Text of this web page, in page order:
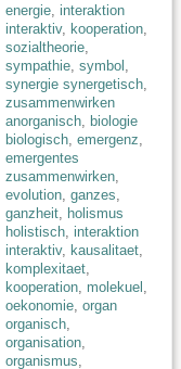
energie, interaktion
interaktiv, kooperation,
sozialtheorie,
sympathie, symbol ,
synergie synergetisch,
zusammenwirken
anorganisch, biologie
biologisch, emergenz,
emergentes
zusammenwirken,
evolution, ganzes,
ganzheit, holismus
holistisch, interaktion
interaktiv, kausalitaet,
komplexitaet,
kooperation, molekuel ,
oekonomie, organ
organisch,
organisation,
organismus,